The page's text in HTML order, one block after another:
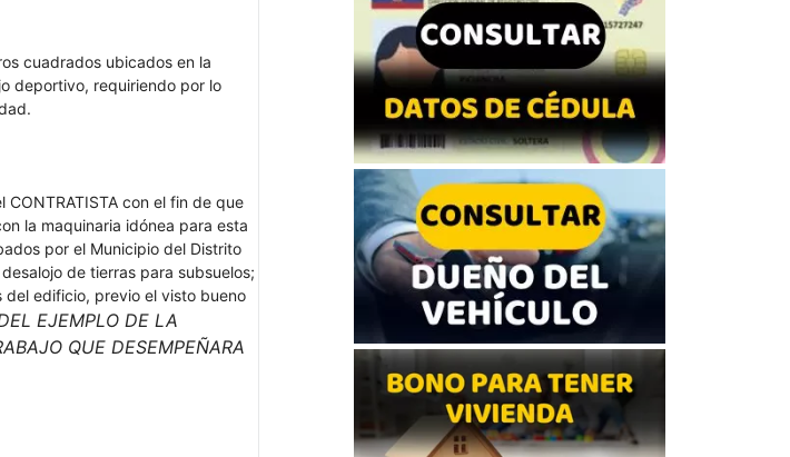
cuadrados ubicados en la
deportivo, requiriendo por lo
con el fin de que
la maquinaria idónea para esta
por el Municipio del Distrito
de tierras para subsuelos;
edificio, previo el visto bueno
EJEMPLO DE LA
QUE DESEMPEÑARA